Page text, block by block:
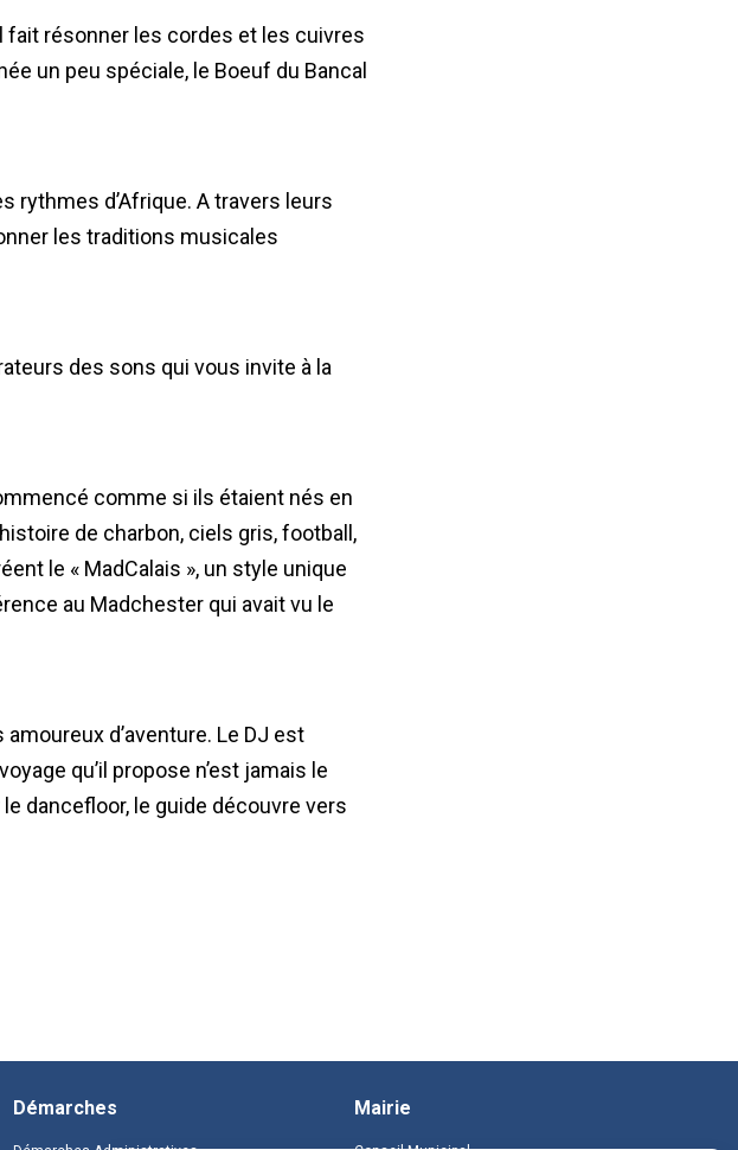
fait résonner les cordes et les cuivres
un peu spéciale, le Boeuf du Bancal
rythmes d’Afrique. A travers leurs
les traditions musicales
des sons qui vous invite à la
comme si ils étaient nés en
de charbon, ciels gris, football,
le « MadCalais », un style unique
au Madchester qui avait vu le
d’aventure. Le DJ est
qu’il propose n’est jamais le
dancefloor, le guide découvre vers
Démarches Mairie